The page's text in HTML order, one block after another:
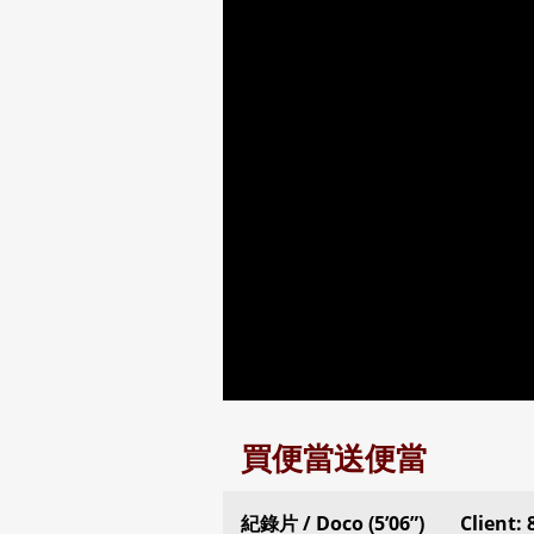
買便當送便當
紀錄片 / Doco (5’06”) Client: